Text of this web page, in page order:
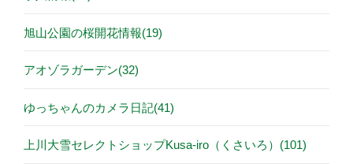
旭山公園の桜開花情報(19)
アオゾラガーデン(32)
ゆっちゃんのカメラ日記(41)
上川大雪セレクトショップKusa-iro（くさいろ）(101)